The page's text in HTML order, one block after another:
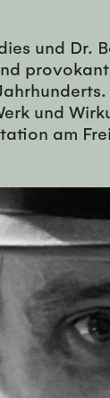
und Dr.
und
am